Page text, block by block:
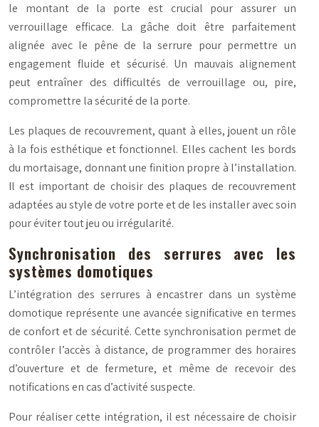
le montant de la porte est crucial pour assurer un
verrouillage efficace. La gâche doit être parfaitement
alignée avec le pêne de la serrure pour permettre un
engagement fluide et sécurisé. Un mauvais alignement
peut entraîner des difficultés de verrouillage ou, pire,
compromettre la sécurité de la porte.
Les plaques de recouvrement, quant à elles, jouent un rôle
à la fois esthétique et fonctionnel. Elles cachent les bords
du mortaisage, donnant une finition propre à l’installation.
Il est important de choisir des plaques de recouvrement
adaptées au style de votre porte et de les installer avec soin
pour éviter tout jeu ou irrégularité.
Synchronisation des serrures avec les
systèmes domotiques
L’intégration des serrures à encastrer dans un système
domotique représente une avancée significative en termes
de confort et de sécurité. Cette synchronisation permet de
contrôler l’accès à distance, de programmer des horaires
d’ouverture et de fermeture, et même de recevoir des
notifications en cas d’activité suspecte.
Pour réaliser cette intégration, il est nécessaire de choisir